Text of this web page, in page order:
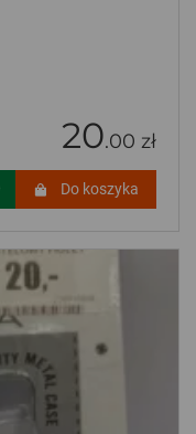
20.00 zł
Do koszyka